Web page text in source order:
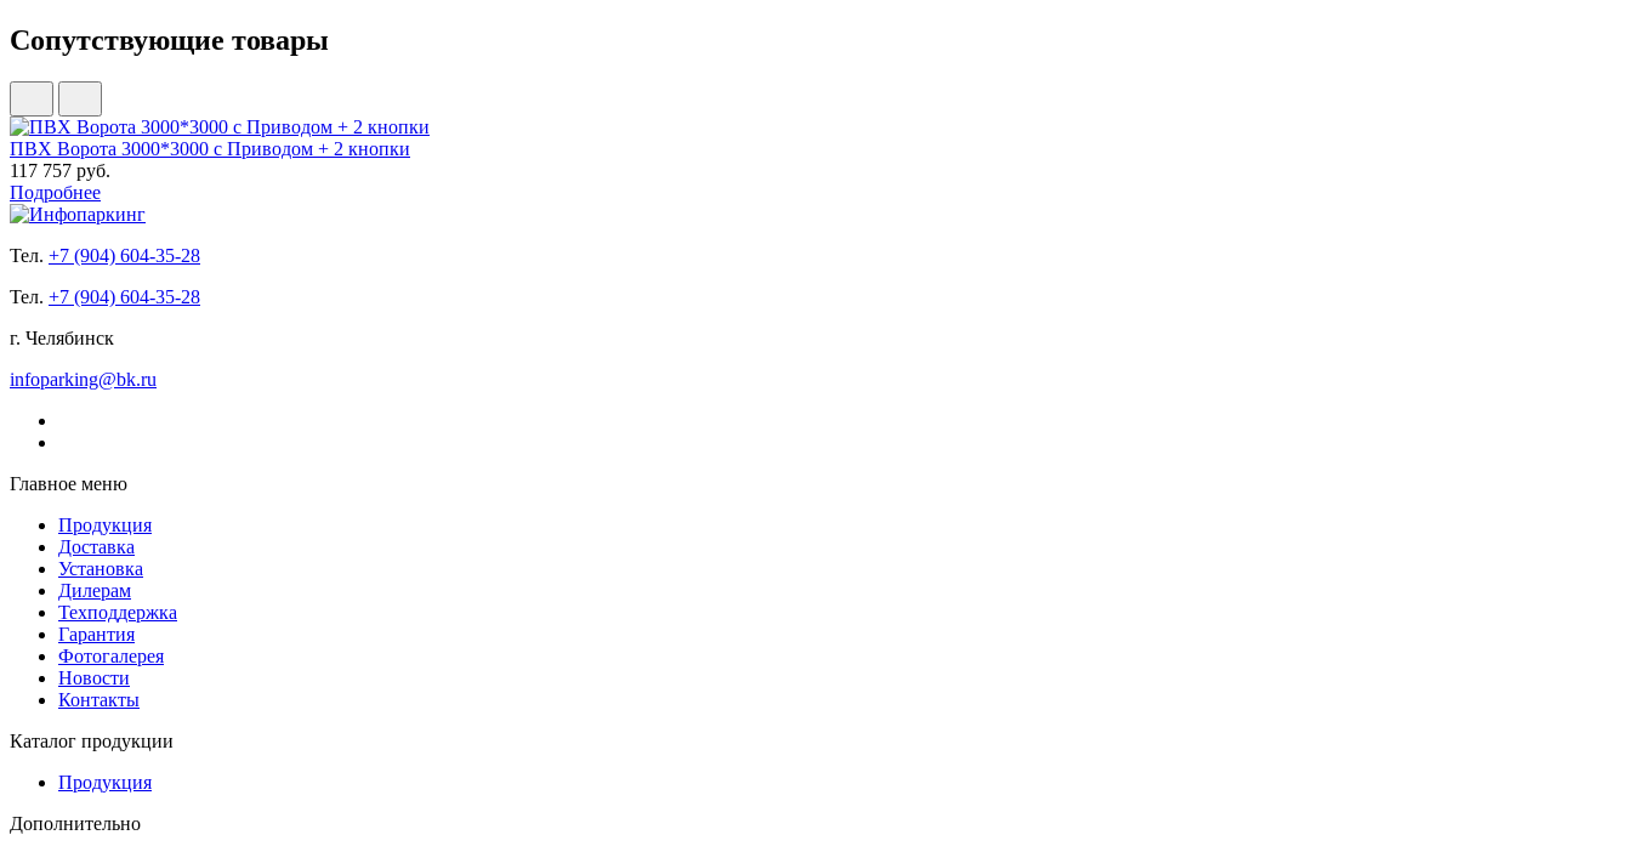
Сопутствующие товары
ПВХ Ворота 3000*3000 с Приводом + 2 кнопки
117 757 руб.
Подробнее
Тел. +7 (904) 604-35-28
Тел. +7 (904) 604-35-28
г. Челябинск
infoparking@bk.ru
Главное меню
Продукция
Доставка
Установка
Дилерам
Техподдержка
Гарантия
Фотогалерея
Новости
Контакты
Каталог продукции
Продукция
Дополнительно